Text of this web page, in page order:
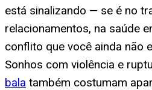
está sinalizando — se é no
relacionamentos, na saúde
conflito que você ainda não
Sonhos com violência e
bala também costumam